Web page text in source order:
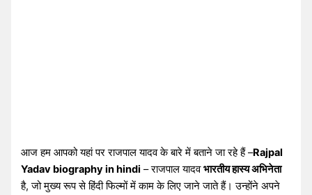
आज हम आपको यहां पर राजपाल यादव के बारे में बताने जा रहे हैं –Rajpal
Yadav biography in hindi – राजपाल यादवभारतीय हास्य अभिनेता
है, जो मुख्य रूप से हिंदी फिल्मों में काम के लिए जाने जाते हैं। उन्होंने अपने